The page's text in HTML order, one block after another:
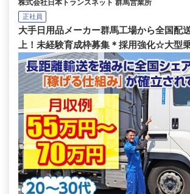
株式会社日本トランスネット 群馬営業所
正社員
大手日用品メーカー群馬工場から全国配
上！未経験育成枠募集＊採用強化☆大型